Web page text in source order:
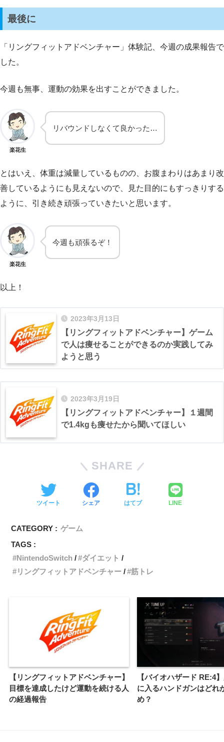
最後に
「リングフィットアドベンチャー」体験記、今週の成果報告で
した。
今週も無事、運動の効果を出すことができました。
楽花生
リバウンドしなくて良かった…
とはいえ、体重は減量しているものの、お腹まわりはあまり改
善しているようにも見えないので、見た目的にもすっきりする
ように、引き続き頑張っていきたいと思います。
楽花生
今週も頑張るぞ！
以上！
2023年3月13日
【リングフィットアドベンチャー】ゲーム
で人は痩せることができるのか実践してみ
ようと思う
2023年3月19日
【リングフィットアドベンチャー】１週間
で1.4kgも痩せたから聞いてほしい
SHARE
ツイート シェア はてブ LINE
CATEGORY : ゲーム
TAGS :
NintendoSwitch
ダイエット
リングフィットアドベンチャー
筋トレ
【リングフィットアドベンチャー】
目標を達成したけど運動を続ける人
の経過報告
【バイオハザード RE:4
に入るハンドガンはどれ
め？